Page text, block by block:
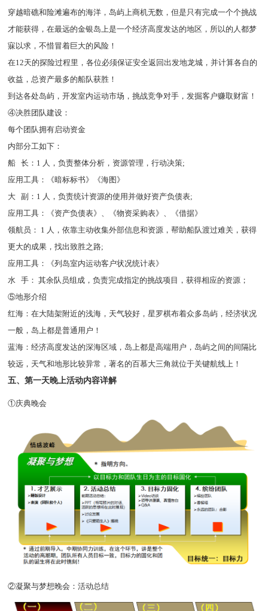
穿越暗礁和险滩遍布的海洋，岛屿上商机无数，但是只有完成一个个挑战
才能获得，在最远的金银岛上是一个经济高度发达的地区，所以的人都梦
寐以求，不惜冒着巨大的风险！
在12天的探险过程里，各位必须保证安全返回出发地龙城，并计算各自的
收益，总资产最多的船队获胜！
到达各处岛屿，开发室内运动市场，挑战竞争对手，发掘客户赚取财富！
④决胜团队建设：
每个团队拥有启动资金
内部分工如下：
船 长：1 人，负责整体分析，资源管理，行动决策;
应用工具：《暗标标书》《海图》
大 副：1 人，负责统计资源的使用并做好资产负债表;
应用工具：《资产负债表》、《物资采购表》、《借据》
领航员： 1 人，依靠主动收集外部信息和资源，帮助船队渡过难关，获得
更大的成果，找出致胜之路;
应用工具：《列岛室内运动客户状况统计表》
水 手： 其余队员组成，负责完成指定的挑战项目，获得相应的资源；
⑤地形介绍
红海：在大陆架附近的浅海，天气较好，星罗棋布着众多岛屿，经济状况
一般，岛上都是普通用户！
蓝海：经济高度发达的深海区域，岛上都是高端用户，岛屿之间的间隔比
较远，天气和地形比较异常，著名的百慕大三角就位于关键航线上！
五、第一天晚上活动内容详解
①庆典晚会
②凝聚与梦想晚会：活动总结